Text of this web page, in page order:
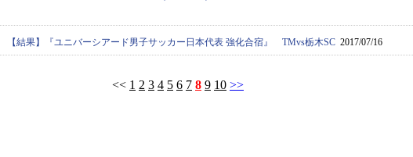
【結果】『ユニバーシアード男子サッカー日本代表 強化合宿』 TMvs栃木SC 2017/07/16
<< 1 2 3 4 5 6 7 8 9 10 >>